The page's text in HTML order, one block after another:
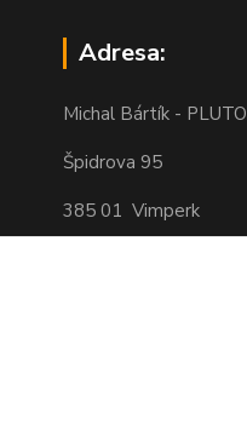
Adresa:
Michal Bártík - PLUTO
Špidrova 95
385 01 Vimperk